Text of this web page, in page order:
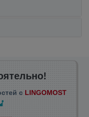
с LINGOMOST